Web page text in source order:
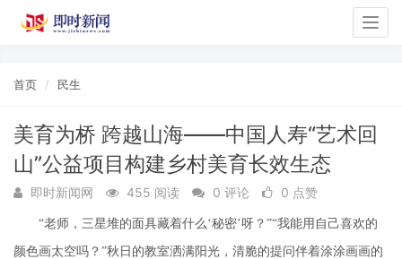
首页 民生
美育为桥 跨越山海——中国人寿“艺术回
山”公益项目构建乡村美育长效生态
即时新闻网 455 阅读 0 评论 0 点赞
“老师，三星堆的面具藏着什么‘秘密’呀？”“我能用自己喜欢的
颜色画太空吗？”秋日的教室洒满阳光，清脆的提问伴着涂涂画画的